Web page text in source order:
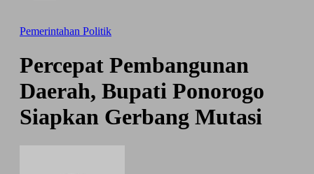
Pemerintahan Politik
Percepat Pembangunan
Daerah, Bupati Ponorogo
Siapkan Gerbang Mutasi